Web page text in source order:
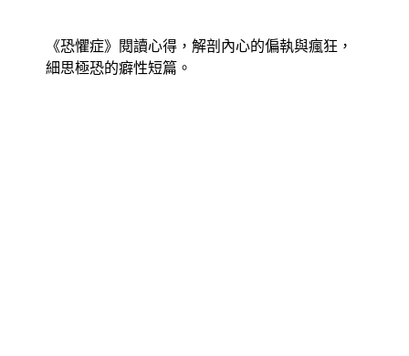
《恐懼症》閱讀心得，解剖內心的偏執與瘋狂，
細思極恐的癖性短篇。